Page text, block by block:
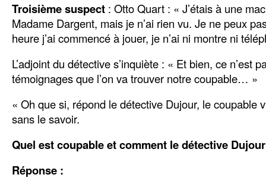
Troisième suspect : Otto Quart : « J’étais à une
Madame Dargent, mais je n’ai rien vu. Je ne peux
heure j’ai commencé à jouer, je n’ai ni montre ni
L’adjoint du détective s’inquiète : « Et bien, ce n’est
témoignages que l’on va trouver notre coupable… »
« Oh que si, répond le détective Dujour, le coupable
sans le savoir.
Quel est coupable et comment le détective
Réponse :